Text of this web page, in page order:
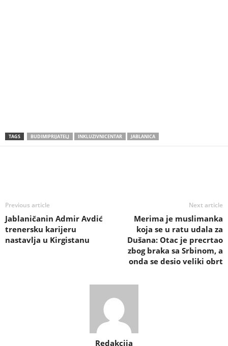
TAGS BUDIMIPRIJATELJ INKLUZIVNICENTAR JABLANICA
Previous article
Jablaničanin Admir Avdić
trenersku karijeru
nastavlja u Kirgistanu
Next article
Merima je muslimanka
koja se u ratu udala za
Dušana: Otac je precrtao
zbog braka sa Srbinom, a
onda se desio veliki obrt
Redakcija